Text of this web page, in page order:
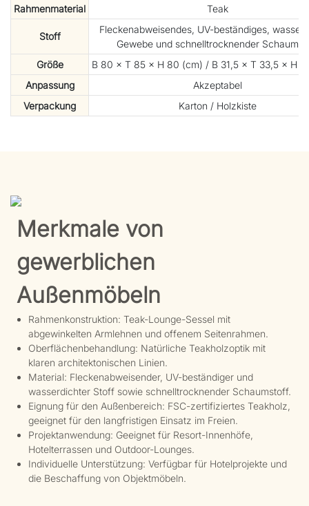
Rahmenmaterial Teak
Stoff
Fleckenabweisendes, UV-beständiges,
Gewebe und schnelltrocknender
Größe
B 80 × T 85 × H 80 (cm) / B 31,5 × T 33,5 × H
Anpassung
Akzeptabel
Verpackung
Karton / Holzkiste
Merkmale von
gewerblichen
Außenmöbeln
Rahmenkonstruktion: Teak-Lounge-Sessel mit
abgewinkelten Armlehnen und offenem Seitenrahmen.
Oberflächenbehandlung: Natürliche Teakholzoptik mit
klaren architektonischen Linien.
Material: Fleckenabweisender, UV-beständiger und
wasserdichter Stoff sowie schnelltrocknender Schaumstoff.
Eignung für den Außenbereich: FSC-zertifiziertes Teakholz,
geeignet für den langfristigen Einsatz im Freien.
Projektanwendung: Geeignet für Resort-Innenhöfe,
Hotelterrassen und Outdoor-Lounges.
Individuelle Unterstützung: Verfügbar für Hotelprojekte und
die Beschaffung von Objektmöbeln.